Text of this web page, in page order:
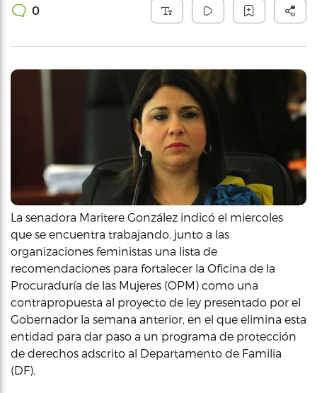
0
La senadora Maritere González indicó el miercoles
que se encuentra trabajando, junto a las
organizaciones feministas una lista de
recomendaciones para fortalecer la Oficina de la
Procuraduría de las Mujeres (OPM) como una
contrapropuesta al proyecto de ley presentado por el
Gobernador la semana anterior, en el que elimina esta
entidad para dar paso a un programa de protección
de derechos adscrito al Departamento de Familia
(DF).